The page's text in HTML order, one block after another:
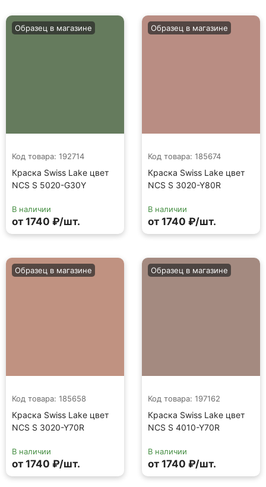
Код товара: 192714
Краска Swiss Lake цвет
NCS S 5020-G30Y
Образец в магазине
В наличии
от 1740 ₽/шт.
Код товара: 185674
Краска Swiss Lake цвет
NCS S 3020-Y80R
Образец в магазине
В наличии
от 1740 ₽/шт.
Код товара: 185658
Краска Swiss Lake цвет
NCS S 3020-Y70R
Образец в магазине
В наличии
от 1740 ₽/шт.
Код товара: 197162
Краска Swiss Lake цвет
NCS S 4010-Y70R
Образец в магазине
В наличии
от 1740 ₽/шт.